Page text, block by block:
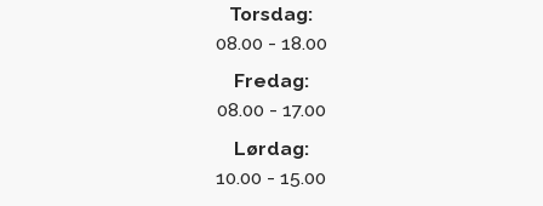
Torsdag:
08.00 - 18.00
Fredag:
08.00 - 17.00
Lørdag:
10.00 - 15.00